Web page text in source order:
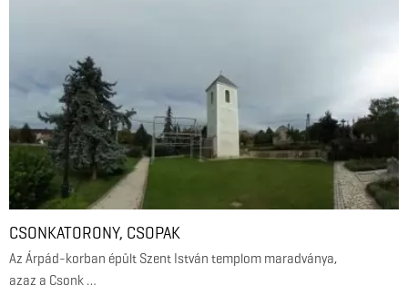
CSONKATORONY, CSOPAK
Az Árpád-korban épült Szent István templom maradványa,
azaz a Csonk …